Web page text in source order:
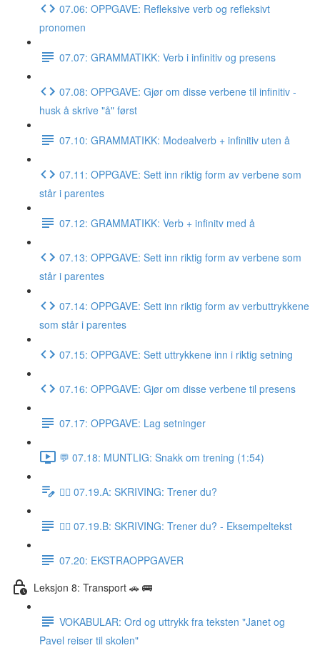
07.06: OPPGAVE: Refleksive verb og refleksivt
pronomen
07.07: GRAMMATIKK: Verb i infinitiv og presens
07.08: OPPGAVE: Gjør om disse verbene til infinitiv -
husk å skrive "å" først
07.10: GRAMMATIKK: Modealverb + infinitiv uten å
07.11: OPPGAVE: Sett inn riktig form av verbene som
står i parentes
07.12: GRAMMATIKK: Verb + infinitv med å
07.13: OPPGAVE: Sett inn riktig form av verbene som
står i parentes
07.14: OPPGAVE: Sett inn riktig form av verbuttrykkene
som står i parentes
07.15: OPPGAVE: Sett uttrykkene inn i riktig setning
07.16: OPPGAVE: Gjør om disse verbene til presens
07.17: OPPGAVE: Lag setninger
💬 07.18: MUNTLIG: Snakk om trening (1:54)
✍🏼 07.19.A: SKRIVING: Trener du?
✍🏼 07.19.B: SKRIVING: Trener du? - Eksempeltekst
07.20: EKSTRAOPPGAVER
Leksjon 8: Transport 🚗 🚌
VOKABULAR: Ord og uttrykk fra teksten "Janet og
Pavel reiser til skolen"